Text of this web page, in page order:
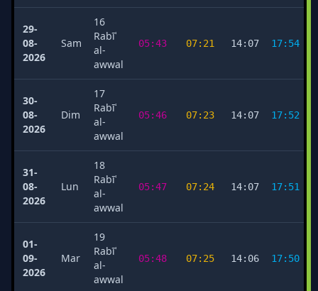
29-
08-
2026
Sam
16
Rabīʿ
al-
awwal
05:43 07:21 14:07 17:54
30-
08-
2026
Dim
17
Rabīʿ
al-
awwal
05:46 07:23 14:07 17:52
31-
08-
2026
Lun
18
Rabīʿ
al-
awwal
05:47 07:24 14:07 17:51
01-
09-
2026
Mar
19
Rabīʿ
al-
awwal
05:48 07:25 14:06 17:50